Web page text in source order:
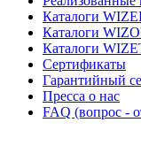
Каталоги
Каталоги
Каталоги
Сертификаты
Гарантийный
Пресса о нас
FAQ (вопрос -